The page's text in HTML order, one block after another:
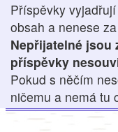
Příspěvky
obsah a nenese
Nepřijatelné jsou
příspěvky
Pokud s něčím
ničemu a nemá tu